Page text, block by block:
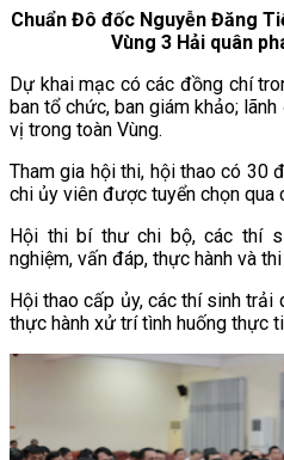
Chuẩn Đô đốc Nguyễn Đăng
Vùng 3 Hải quân
Dự khai mạc có các đồng chí
ban tổ chức, ban giám khảo;
vị trong toàn Vùng.
Tham gia hội thi, hội thao có 30
chi ủy viên được tuyển chọn qua
Hội thi bí thư chi bộ, các thí
nghiệm, vấn đáp, thực hành và
Hội thao cấp ủy, các thí sinh trải
thực hành xử trí tình huống thực